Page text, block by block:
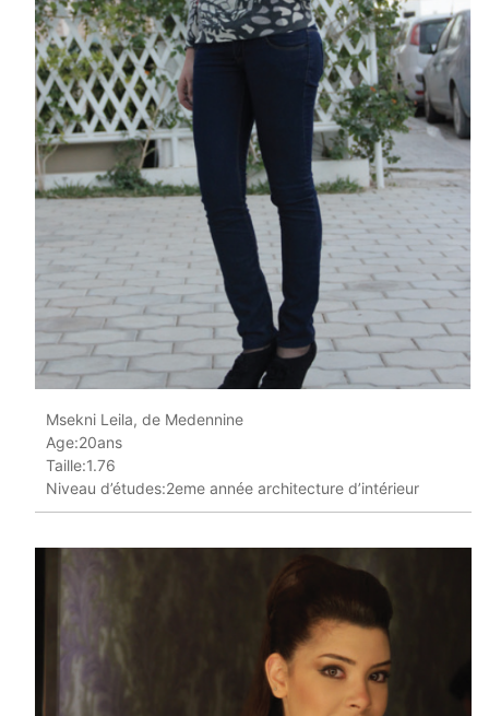
Msekni Leila, de Medennine
Age:20ans
Taille:1.76
Niveau d’études:2eme année architecture d’intérieur